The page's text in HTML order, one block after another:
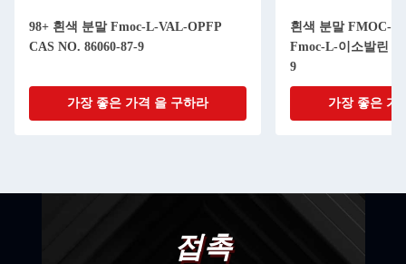
98+ 흰색 분말 Fmoc-L-VAL-OPFP
CAS NO. 86060-87-9
가장 좋은 가격 을 구하라
흰색 분말 FMOC-
Fmoc-L-이소발린
9
가장 좋은 가
접촉